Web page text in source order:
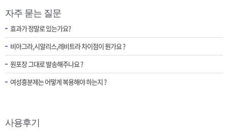
자주 묻는 질문
효과가 정말로 있는가요?
비아그라,시알리스,레비트라 차이점이 뭔가요 ?
원포장 그대로 발송해주나요 ?
여성흥분제는 어떻게 복용해야 하는지 ?
사용후기